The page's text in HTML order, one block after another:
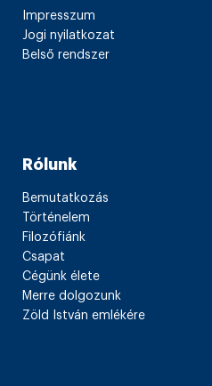
Impresszum
Jogi nyilatkozat
Belső rendszer
Rólunk
Bemutatkozás
Történelem
Filozófiánk
Csapat
Cégünk élete
Merre dolgozunk
Zöld István emlékére